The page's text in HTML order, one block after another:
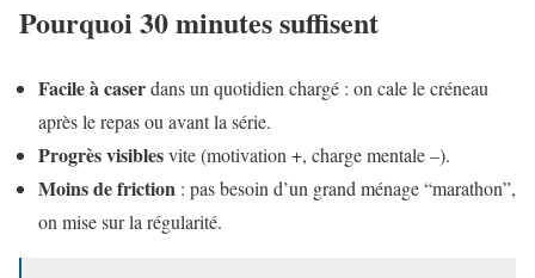
Pourquoi 30 minutes suffisent
Facile à caserdans un quotidien chargé : on cale le créneau
après le repas ou avant la série.
Progrès visiblesvite (motivation +, charge mentale –).
Moins de friction : pas besoin d’un grand ménage “marathon”,
on mise sur la régularité.